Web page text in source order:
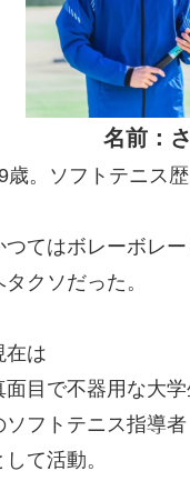
名前：
歳。ソフトテニス歴
つてはボレーボレ
タクソだった。
在は
面目で不器用な大
ソフトテニス指導者
して活動。